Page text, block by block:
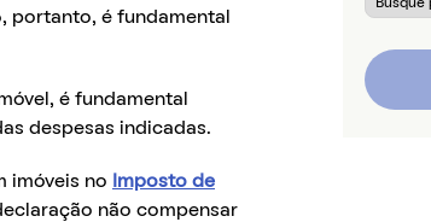
, portanto, é fundamental
é fundamental
despesas indicadas.
imóveis no
Imposto de
não compensar